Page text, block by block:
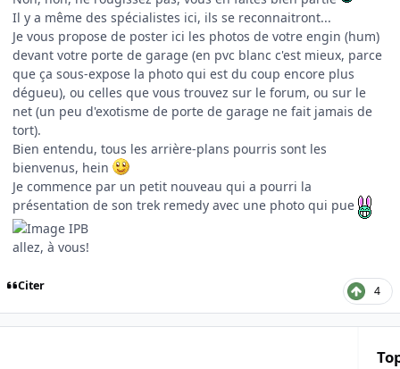
Il y a même des spécialistes ici, ils se reconnaitront...
Je vous propose de poster ici les photos de votre engin (hum)
devant votre porte de garage (en pvc blanc c'est mieux, parce
que ça sous-expose la photo qui est du coup encore plus
dégueu), ou celles que vous trouvez sur le forum, ou sur le
net (un peu d'exotisme de porte de garage ne fait jamais de
tort).
Bien entendu, tous les arrière-plans pourris sont les
bienvenus, hein
Je commence par un petit nouveau qui a pourri la
présentation de son trek remedy avec une photo qui pue
allez, à vous!
Citer 4